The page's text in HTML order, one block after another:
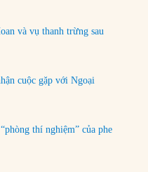
và vụ thanh trừng sau
cuộc gặp với Ngoại
thí nghiệm” của phe